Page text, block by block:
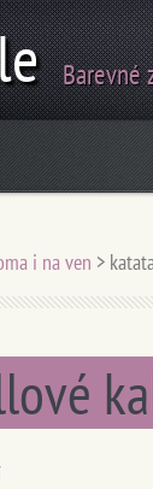
Barevné
i na ven >